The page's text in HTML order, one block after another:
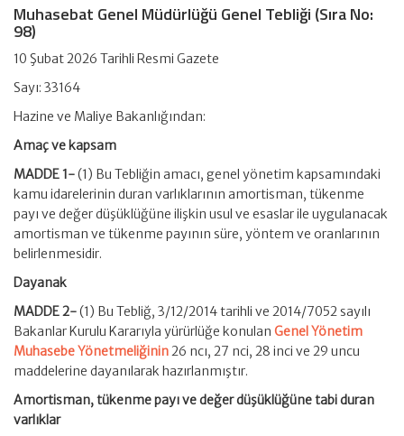
Muhasebat Genel Müdürlüğü Genel Tebliği (Sıra No:
98)
10 Şubat 2026 Tarihli Resmi Gazete
Sayı: 33164
Hazine ve Maliye Bakanlığından:
Amaç ve kapsam
MADDE 1-(1) Bu Tebliğin amacı, genel yönetim kapsamındaki
kamu idarelerinin duran varlıklarının amortisman, tükenme
payı ve değer düşüklüğüne ilişkin usul ve esaslar ile uygulanacak
amortisman ve tükenme payının süre, yöntem ve oranlarının
belirlenmesidir.
Dayanak
MADDE 2-(1) Bu Tebliğ, 3/12/2014 tarihli ve 2014/7052 sayılı
Bakanlar Kurulu Kararıyla yürürlüğe konulan Genel Yönetim
Muhasebe Yönetmeliğinin 26 ncı, 27 nci, 28 inci ve 29 uncu
maddelerine dayanılarak hazırlanmıştır.
Amortisman, tükenme payı ve değer düşüklüğüne tabi duran
varlıklar